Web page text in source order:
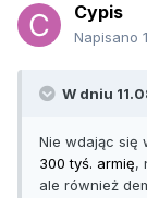
Cypis
Napisano
W dniu
Nie wdając się
300 tyś. armię,
ale również